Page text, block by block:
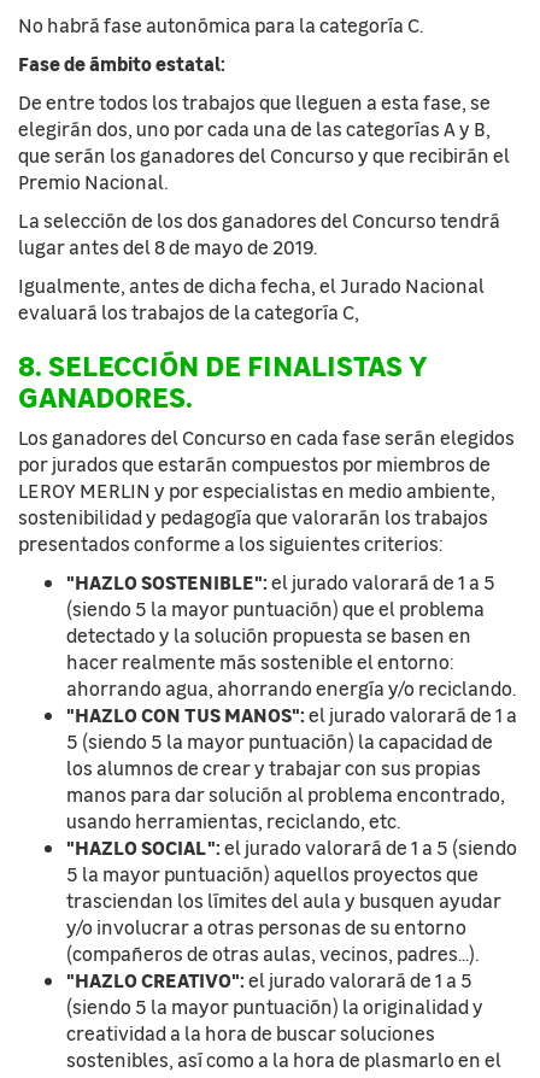
No habrá fase autonómica para la categoría C.
Fase de ámbito estatal:
De entre todos los trabajos que lleguen a esta fase, se
elegirán dos, uno por cada una de las categorías A y B,
que serán los ganadores del Concurso y que recibirán el
Premio Nacional.
La selección de los dos ganadores del Concurso tendrá
lugar antes del 8 de mayo de 2019.
Igualmente, antes de dicha fecha, el Jurado Nacional
evaluará los trabajos de la categoría C,
8. SELECCIÓN DE FINALISTAS Y
GANADORES.
Los ganadores del Concurso en cada fase serán elegidos
por jurados que estarán compuestos por miembros de
LEROY MERLIN y por especialistas en medio ambiente,
sostenibilidad y pedagogía que valorarán los trabajos
presentados conforme a los siguientes criterios:
"HAZLO SOSTENIBLE":el jurado valorará de 1 a 5
(siendo 5 la mayor puntuación) que el problema
detectado y la solución propuesta se basen en
hacer realmente más sostenible el entorno:
ahorrando agua, ahorrando energía y/o reciclando.
"HAZLO CON TUS MANOS":el jurado valorará de 1 a
5 (siendo 5 la mayor puntuación) la capacidad de
los alumnos de crear y trabajar con sus propias
manos para dar solución al problema encontrado,
usando herramientas, reciclando, etc.
"HAZLO SOCIAL":el jurado valorará de 1 a 5 (siendo
5 la mayor puntuación) aquellos proyectos que
trasciendan los límites del aula y busquen ayudar
y/o involucrar a otras personas de su entorno
(compañeros de otras aulas, vecinos, padres...).
"HAZLO CREATIVO":el jurado valorará de 1 a 5
(siendo 5 la mayor puntuación) la originalidad y
creatividad a la hora de buscar soluciones
sostenibles, así como a la hora de plasmarlo en el